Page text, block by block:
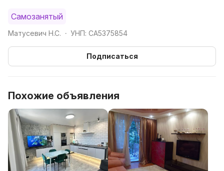
Самозанятый
Матусевич Н.С. • УНП: CA5375854
Подписаться
Похожие объявления